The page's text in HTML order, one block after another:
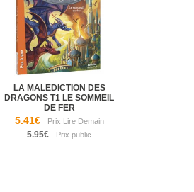
LA MALEDICTION DES
DRAGONS T1 LE SOMMEIL
DE FER
5.41€
5.95€